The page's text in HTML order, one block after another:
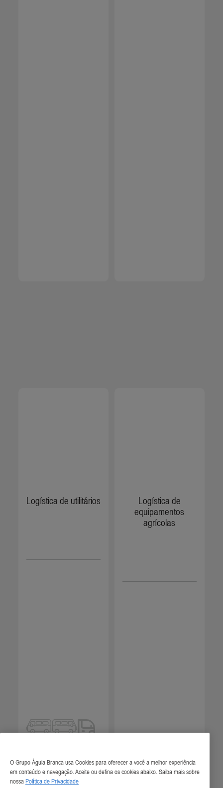
Logística de utilitários
Logística de
equipamentos
agrícolas
O Grupo Águia Branca usa Cookies para oferecer a você a melhor experiência
em conteúdo e navegação. Aceite ou defina os cookies abaixo. Saiba mais sobre
nossa Política de Privacidade